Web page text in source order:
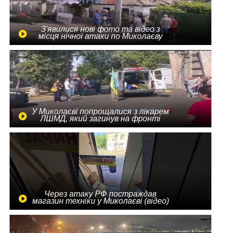
З'явилися нові фото та відео з
місця нічної атаки по Миколаєву
У Миколаєві попрощалися з лікарем
ЛШМД, який загинув на фронті
Через атаку РФ постраждав
магазин техніки у Миколаєві (відео)